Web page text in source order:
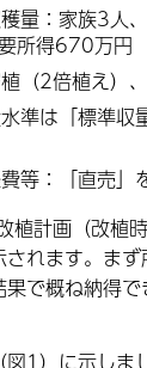
量：家族3人
所得670万円
（2倍植え）
準は「標準収
等：「直売」
植計画（改植
れます。ま
で概ね納得
1）に示しま